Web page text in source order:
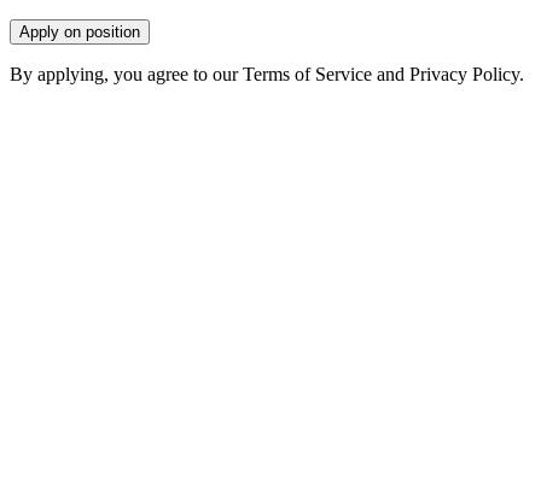
Apply on position
By applying, you agree to our Terms of Service and Privacy Policy.